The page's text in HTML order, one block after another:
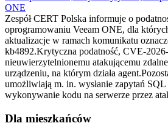
ONE
Zespół CERT Polska informuje o
oprogramowaniu Veeam ONE, dla
aktualizacje w ramach komunikatu
kb4892.Krytyczna podatność, CVE-
nieuwierzytelnionemu atakującemu
urządzeniu, na którym działa
umożliwiają m. in. wysłanie zapytań
wykonywanie kodu na serwerze przez
Dla mieszkańców